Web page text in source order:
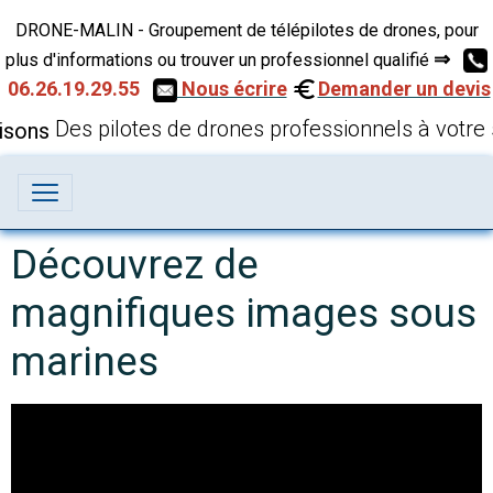
DRONE-MALIN - Groupement de télépilotes de drones, pour
plus d'informations ou trouver un professionnel qualifié ⇒
06.26.19.29.55
Nous écrire Demander un devis
Des pilotes de drones professionnels à votre
Découvrez de
magnifiques images sous
marines